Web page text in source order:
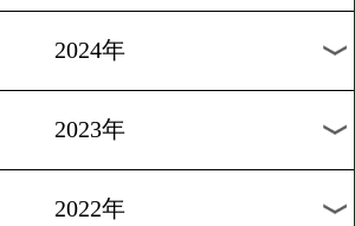
rscproductsとロッキーがコ
[告知]2018.11.22
rscproducts大阪が連休イベ
を開催